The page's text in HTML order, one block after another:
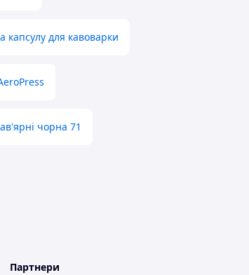
капсулу для кавоварки
чорна 71
Партнери